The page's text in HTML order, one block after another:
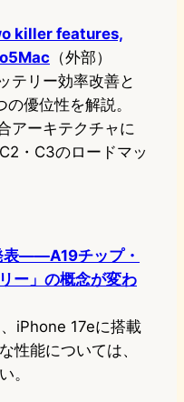
killer features,
（外部）
テリー効率改善と
優位性を解説。
アーキテクチャに
・C3のロードマッ
表——A19チップ・
ー」の概念が変わ
iPhone 17eに搭載
性能については、
。